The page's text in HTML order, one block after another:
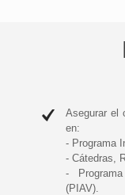
Asegurar el
en:
- Programa
- Cátedras,
-
(PIAV).